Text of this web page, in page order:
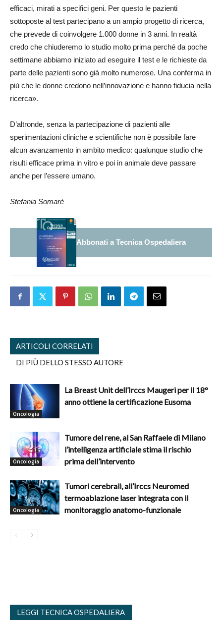
efficaci, mirati a specifici geni. Per questo le pazienti
sottoposte al test partecipano a un ampio progetto di ricerca,
che prevede di coinvolgere 1.000 donne in 3 anni. In realtà
credo che chiuderemo lo studio molto prima perché da poche
settimane abbiamo iniziato ad eseguire il test e le richieste da
parte delle pazienti sono già molto numerose. Una conferma in
più che le donne credono nell’innovazione e hanno fiducia nella
ricerca».
D’altronde, senza la partecipazione di pazienti alle
sperimentazioni cliniche e scientifiche non è possibile fare
alcun avanzamento in ambito medico: qualunque studio che
risulti efficace prima in vitro e poi in animale deve passare
anche per l’essere umano.
Stefania Somaré
Abbonati a Tecnica Ospedaliera
ARTICOLI CORRELATI
DI PIÙ DELLO STESSO AUTORE
Oncologia
La Breast Unit dell’Irccs Maugeri per il 18°
anno ottiene la certificazione Eusoma
Oncologia
Tumore del rene, al San Raffaele di Milano
l’intelligenza artificiale stima il rischio
prima dell’intervento
Oncologia
Tumori cerebrali, all’Irccs Neuromed
termoablazione laser integrata con il
monitoraggio anatomo-funzionale
LEGGI TECNICA OSPEDALIERA